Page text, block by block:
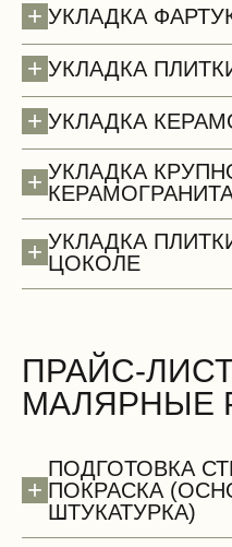
+ УКЛАДКА
+ УКЛАДКА
+ УКЛАДКА
+ УКЛАДКА
+ УКЛАДКА
ЦОКОЛЕ
ПРАЙС-
МАЛЯРНЫЕ
+
ПОДГОТОВКА
ПОКРАСКА
ШТУКАТУРКА)